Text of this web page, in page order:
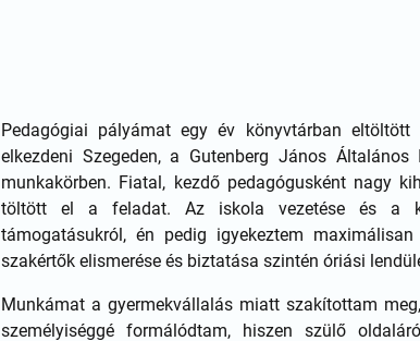
Pedagógiai pályámat egy év könyvtárban
elkezdeni Szegeden, a Gutenberg János
munkakörben. Fiatal, kezdő pedagógusként nagy
töltött el a feladat. Az iskola vezetése és a
támogatásukról, én pedig igyekeztem
szakértők elismerése és biztatása szintén óriási
Munkámat a gyermekvállalás miatt szakítottam
személyiséggé formálódtam, hiszen szülő